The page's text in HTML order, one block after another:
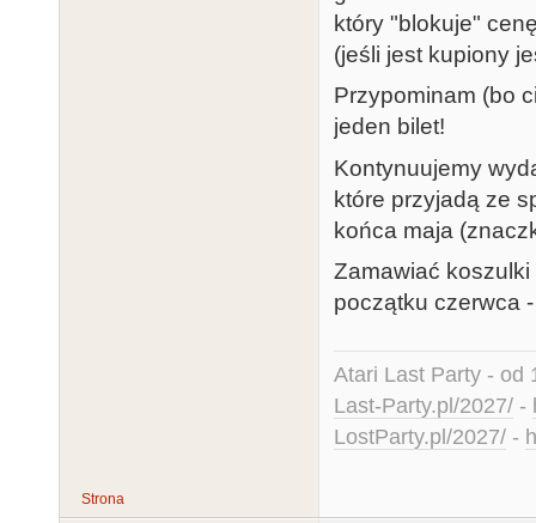
który "blokuje"
(jeśli jest kupiony
Przypominam (bo
jeden bilet!
Kontynuujemy
które przyjadą ze
końca maja
Zamawiać
początku czerwca
Atari Last Party - od
Last-Party.pl/2027/ -
LostParty.pl/2027/ -
Strona